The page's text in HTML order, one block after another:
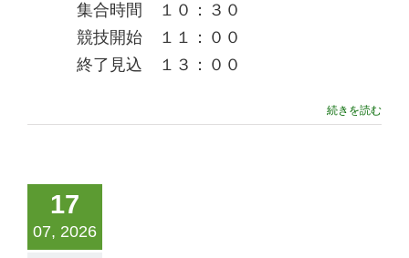
集合時間 １０：３０
競技開始 １１：００
終了見込 １３：００
続きを読む
17
07, 2026